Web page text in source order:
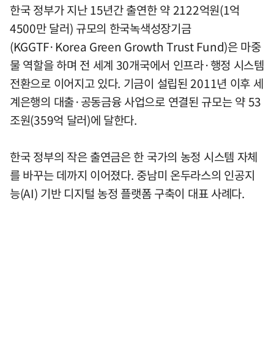
한국 정부가 지난 15년간 출연한 약 2122억원(1억
4500만 달러) 규모의 한국녹색성장기금
(KGGTF·Korea Green Growth Trust Fund)은 마중
물 역할을 하며 전 세계 30개국에서 인프라·행정 시스템
전환으로 이어지고 있다. 기금이 설립된 2011년 이후 세
계은행의 대출·공동금융 사업으로 연결된 규모는 약 53
조원(359억 달러)에 달한다.
한국 정부의 작은 출연금은 한 국가의 농정 시스템 자체
를 바꾸는 데까지 이어졌다. 중남미 온두라스의 인공지
능(AI) 기반 디지털 농정 플랫폼 구축이 대표 사례다.